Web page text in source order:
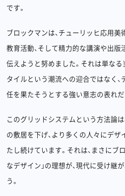
です。
ブロックマンは、チューリッヒ応用
教育活動、そして精力的な講演や出版
伝えようと努めました。それは単な
タイルという潮流への迎合ではなく
任を果たそうとする強い意志の表れだ
このグリッドシステムという方法論は
の敷居を下げ、より多くの人々にデ
たし続けています。それは、まさにブ
なデザイン」の理想が、現代に受け継
う。